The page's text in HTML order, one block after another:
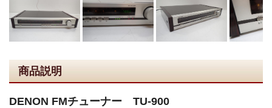
商品説明
DENON FMチューナー TU-900